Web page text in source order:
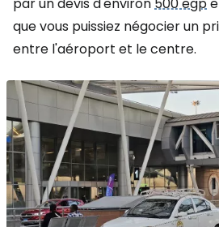
que vous puissiez négocier un
entre l'aéroport et le centre.